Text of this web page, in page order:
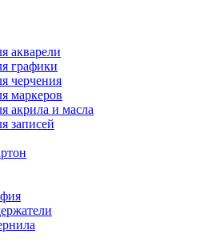
акварели
графики
черчения
маркеров
акрила и масла
записей